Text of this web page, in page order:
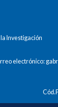
Investigación
electrónico: